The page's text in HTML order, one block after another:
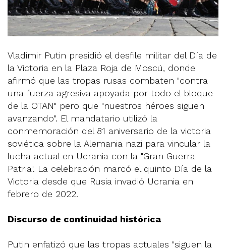
Vladimir Putin presidió el desfile militar del Día de
la Victoria en la Plaza Roja de Moscú, donde
afirmó que las tropas rusas combaten "contra
una fuerza agresiva apoyada por todo el bloque
de la OTAN" pero que "nuestros héroes siguen
avanzando". El mandatario utilizó la
conmemoración del 81 aniversario de la victoria
soviética sobre la Alemania nazi para vincular la
lucha actual en Ucrania con la "Gran Guerra
Patria". La celebración marcó el quinto Día de la
Victoria desde que Rusia invadió Ucrania en
febrero de 2022.
Discurso de continuidad histórica
Putin enfatizó que las tropas actuales "siguen la